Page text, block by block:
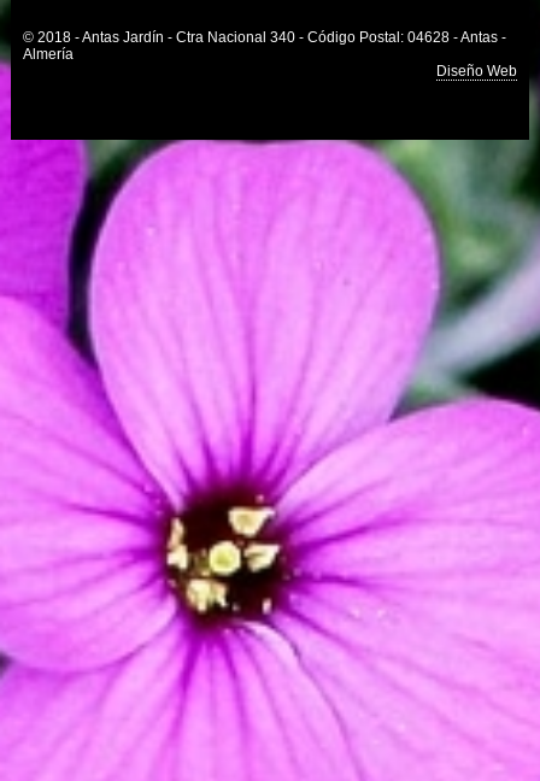
© 2018 - Antas Jardín - Ctra Nacional 340 - Código Postal: 04628 - Antas -
Almería
Diseño Web